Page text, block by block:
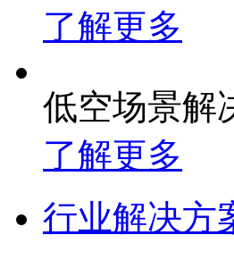
了解更多
低空场景解
了解更多
行业解决方